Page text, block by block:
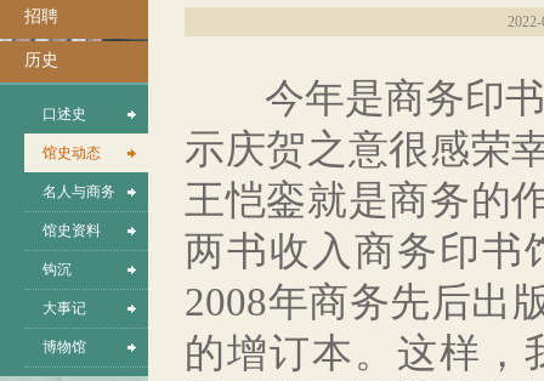
招聘
历史
口述史
馆史动态
名人与商务
馆史资料
钩沉
大事记
博物馆
今年是商务印书
示庆贺之意很感荣
王恺銮就是商务的
两书收入商务印书
2008年商务先后出
的增订本。这样，